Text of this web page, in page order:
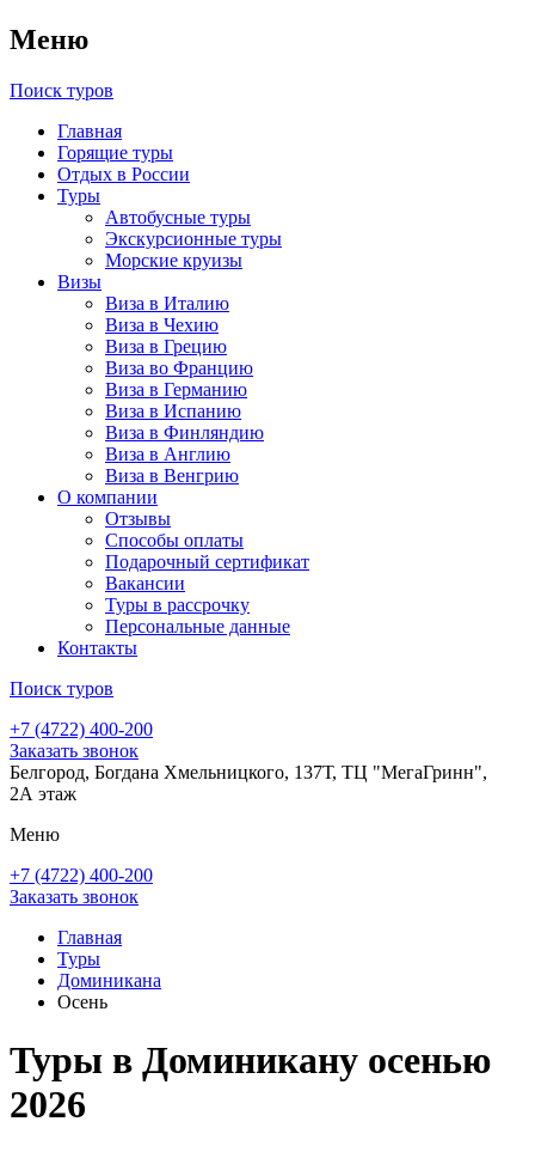
Меню
Поиск туров
Главная
Горящие туры
Отдых в России
Туры
Автобусные туры
Экскурсионные туры
Морские круизы
Визы
Виза в Италию
Виза в Чехию
Виза в Грецию
Виза во Францию
Виза в Германию
Виза в Испанию
Виза в Финляндию
Виза в Англию
Виза в Венгрию
О компании
Отзывы
Способы оплаты
Подарочный сертификат
Вакансии
Туры в рассрочку
Персональные данные
Контакты
Поиск туров
+7 (4722) 400-200
Заказать звонок
Белгород, Богдана Хмельницкого, 137Т, ТЦ "МегаГринн",
2А этаж
Меню
+7 (4722) 400-200
Заказать звонок
Главная
Туры
Доминикана
Осень
Туры в Доминикану осенью
2026